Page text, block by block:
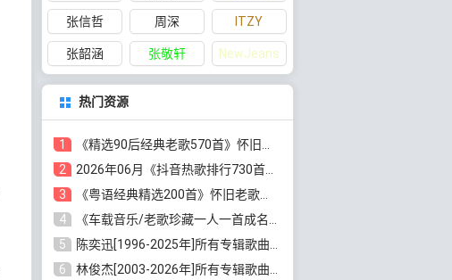
张信哲 周深 ITZY
张韶涵 张敬轩 NewJeans
热门资源
1
《精选90后经典老歌570首》怀旧歌曲合集[高品质MP3/320K/5.44GB]百度云网盘下载
2
2026年06月《抖音热歌排行730首》最火热门歌曲整理[高品质MP3/320K/5.35GB]百度云网盘下载
3
《粤语经典精选200首》怀旧老歌大全[无损FLAC/MP3/6.77GB]百度云网盘下载
4
《车载音乐/老歌珍藏一人一首成名曲12CD》[无损WAV分轨+MP3/6.79GB]百度云网盘下载
5
陈奕迅[1996-2025年]所有专辑歌曲合集[无损FLAC/MP3/48.18GB]百度云网盘下载
6
林俊杰[2003-2026年]所有专辑歌曲全集[无损FLAC/MP3/13.05GB]百度云网盘下载